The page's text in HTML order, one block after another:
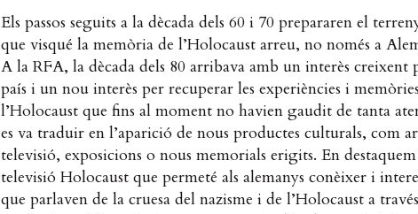
Els passos seguits a la dècada dels 60 i 70 prepararen el
que visqué la memòria de l’Holocaust arreu, no només a
A la RFA, la dècada dels 80 arribava amb un interès creixent
país i un nou interès per recuperar les experiències i
l’Holocaust que fins al moment no havien gaudit de tanta
es va traduir en l’aparició de nous productes culturals, com
televisió, exposicions o nous memorials erigits. En
televisió Holocaust que permeté als alemanys conèixer i
que parlaven de la cruesa del nazisme i de l’Holocaust a